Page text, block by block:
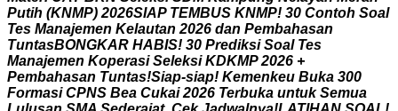
Putih (KNMP) 2026SIAP TEMBUS KNMP! 30 Contoh Soal
Tes Manajemen Kelautan 2026 dan Pembahasan
TuntasBONGKAR HABIS! 30 Prediksi Soal Tes
Manajemen Koperasi Seleksi KDKMP 2026 +
Pembahasan Tuntas!Siap-siap! Kemenkeu Buka 300
Formasi CPNS Bea Cukai 2026 Terbuka untuk Semua